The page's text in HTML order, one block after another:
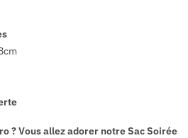
? Vous allez adorer notreSac Soirée